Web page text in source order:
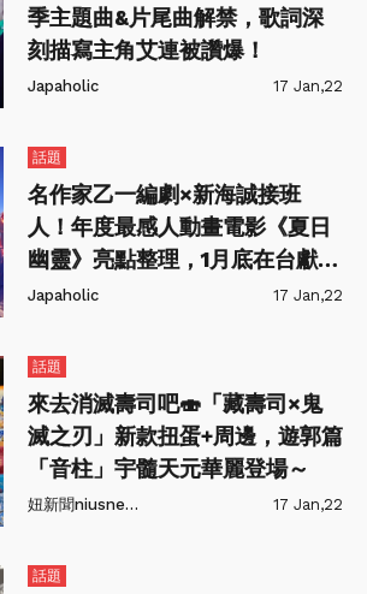
季主題曲&片尾曲解禁，歌詞深
刻描寫主角艾連被讚爆！
Japaholic 17 Jan,22
話題
名作家乙一編劇×新海誠接班
人！年度最感人動畫電影《夏日
幽靈》亮點整理，1月底在台獻
映！
Japaholic 17 Jan,22
話題
來去消滅壽司吧🍣「藏壽司×鬼
滅之刃」新款扭蛋+周邊，遊郭篇
「音柱」宇髓天元華麗登場～
妞新聞niusnews 17 Jan,22
話題